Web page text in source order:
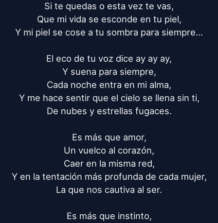
Si te quedas o esta vez te vas,
Que mi vida se esconde en tu piel,
Y mi piel se cose a tu sombra para siempre...
El eco de tu voz dice ay ay ay,
Y suena para siempre,
Cada noche entra en mi alma,
Y me hace sentir que el cielo se llena sin ti,
De nubes y estrellas fugaces.
Es más que amor,
Un vuelco al corazón,
Caer en la misma red,
Y en la tentación más profunda de cada mujer,
La que nos cautiva al ser.
Es más que instinto,